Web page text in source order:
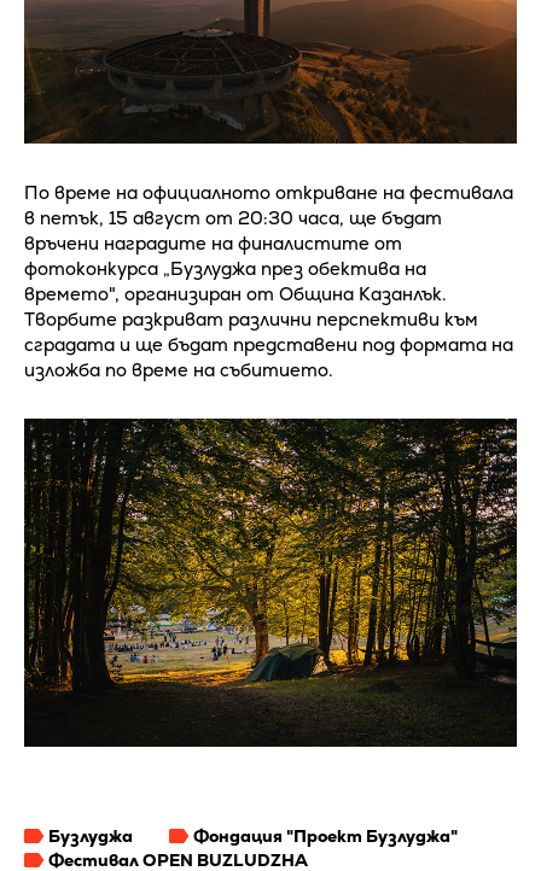
По време на официалното откриване на фестивала
в петък, 15 август от 20:30 часа, ще бъдат
връчени наградите на финалистите от
фотоконкурса „Бузлуджа през обектива на
времето", организиран от Община Казанлък.
Творбите разкриват различни перспективи към
сградата и ще бъдат представени под формата на
изложба по време на събитието.
Бузлуджа
Фондация "Проект Бузлуджа"
Фестивал OPEN BUZLUDZHA